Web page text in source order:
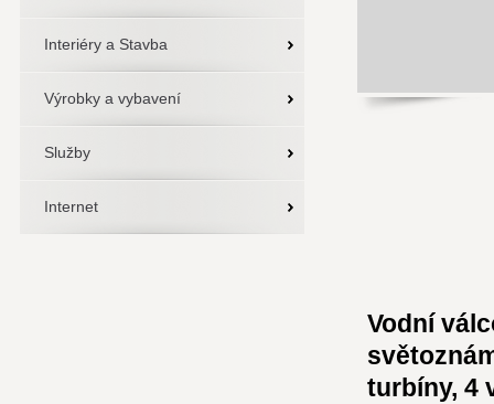
Interiéry a Stavba
Výrobky a vybavení
Služby
Internet
Vodní
turbíny, 4